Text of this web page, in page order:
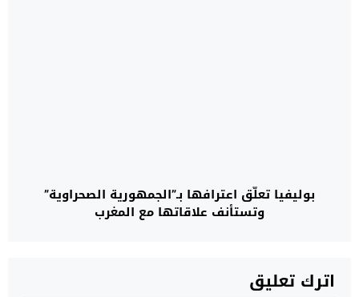
بوليفيا تعلّق اعترافها بـ”الجمهورية الصحراوية”
وتستأنف علاقاتها مع المغرب
اترك تعليق